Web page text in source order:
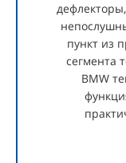
пункт из
сегмента
BMW